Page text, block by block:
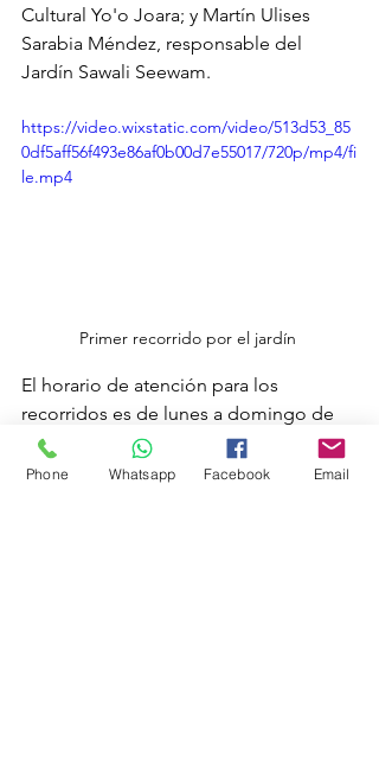
Cultural Yo'o Joara; y Martín Ulises
Sarabia Méndez, responsable del
Jardín Sawali Seewam.
https://video.wixstatic.com/video/513d53_85
0df5aff56f493e86af0b00d7e55017/720p/mp4/fi
le.mp4
Primer recorrido por el jardín
El horario de atención para los
recorridos es de lunes a domingo de
10:00 a.m. a 6:00 p.m.  El Centro
Cultural Yo´o Joara está ubicado en la
Phone Whatsapp Facebook Email